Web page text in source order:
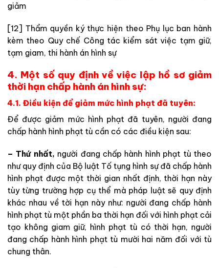
giảm
[12] Thẩm quyền ký thực hiện theo Phụ lục ban hành
kèm theo Quy chế Công tác kiểm sát việc tạm giữ,
tạm giam, thi hành án hình sự
4. Một số quy định về việc lập hồ sơ giảm
thời hạn chấp hành án hình sự:
4.1. Điều kiện để giảm mức hình phạt đã tuyên:
Để được giảm mức hình phạt đã tuyên, người đang
chấp hành hình phạt tù cần có các điều kiện sau:
– Thứ nhất, người đang chấp hành hình phạt tù theo
như quy định của Bộ luật Tố tụng hình sự đã chấp hành
hình phạt được một thời gian nhất định, thời hạn này
tùy từng trường hợp cụ thể mà pháp luật sẽ quy định
khác nhau về tời hạn này như: người đang chấp hành
hình phạt tù một phần ba thời hạn đối với hình phạt cải
tạo không giam giữ, hình phạt tù có thời hạn, người
đang chấp hành hình phạt tù mười hai năm đối với tù
chung thân.